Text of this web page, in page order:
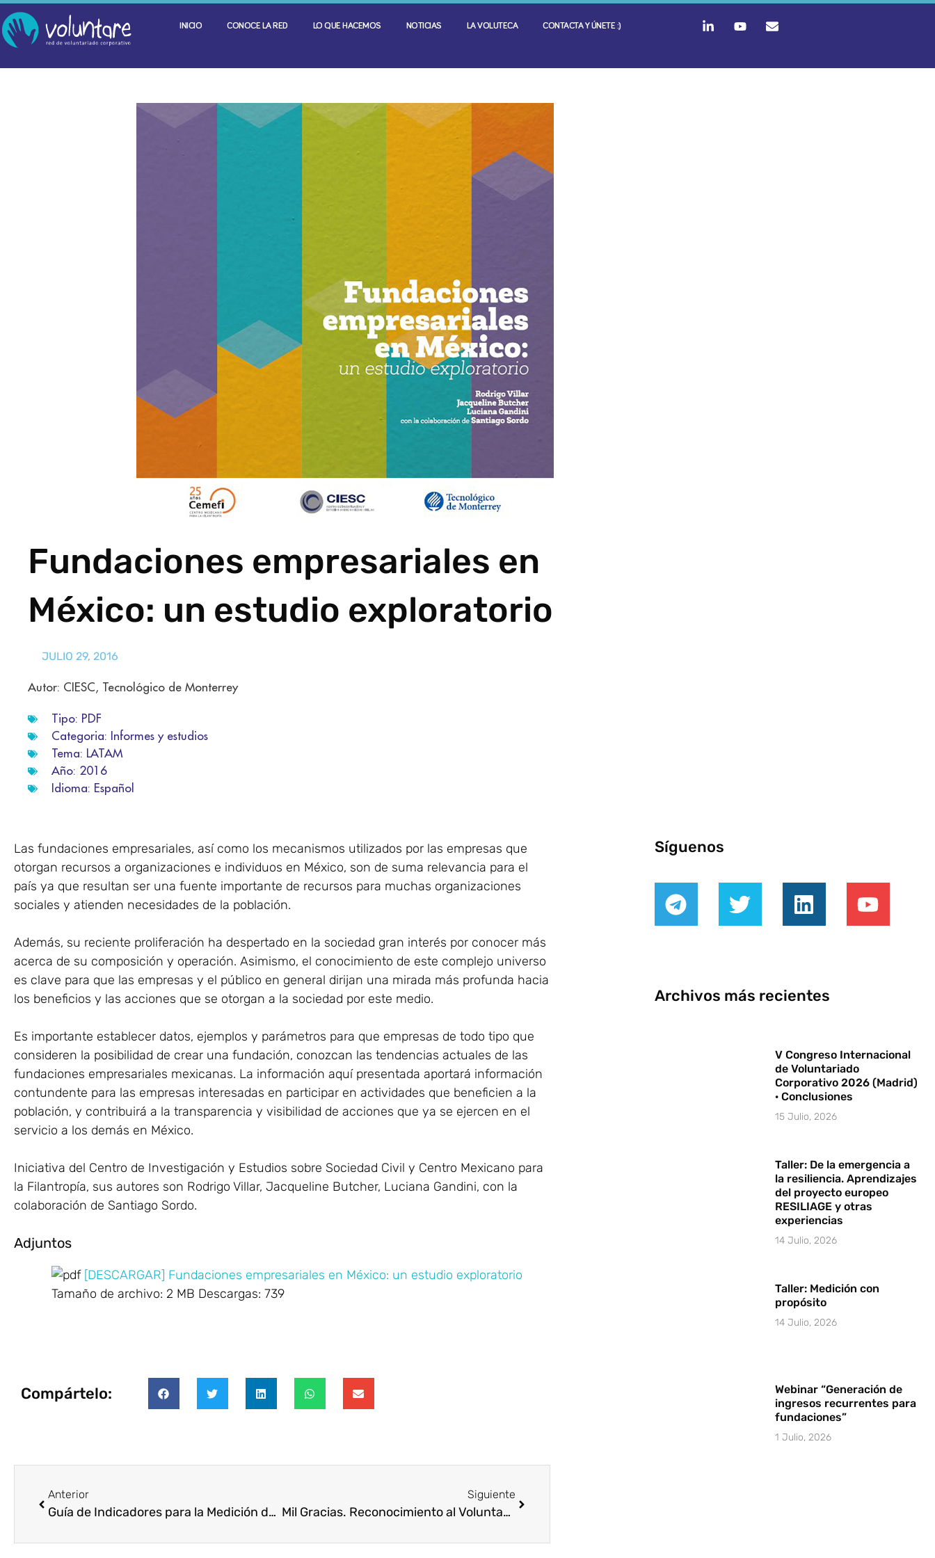
INICIO CONOCE LA RED LO QUE HACEMOS NOTICIAS LA VOLUTECA CONTACTA Y ÚNETE :)
Fundaciones empresariales en
México: un estudio exploratorio
JULIO 29, 2016
Autor: CIESC, Tecnológico de Monterrey
Tipo: PDF
Categoria: Informes y estudios
Tema: LATAM
Año: 2016
Idioma: Español
Las fundaciones empresariales, así como los mecanismos utilizados por las empresas que
otorgan recursos a organizaciones e individuos en México, son de suma relevancia para el
país ya que resultan ser una fuente importante de recursos para muchas organizaciones
sociales y atienden necesidades de la población.
Además, su reciente proliferación ha despertado en la sociedad gran interés por conocer más
acerca de su composición y operación. Asimismo, el conocimiento de este complejo universo
es clave para que las empresas y el público en general dirijan una mirada más profunda hacia
los beneficios y las acciones que se otorgan a la sociedad por este medio.
Es importante establecer datos, ejemplos y parámetros para que empresas de todo tipo que
consideren la posibilidad de crear una fundación, conozcan las tendencias actuales de las
fundaciones empresariales mexicanas. La información aquí presentada aportará información
contundente para las empresas interesadas en participar en actividades que beneficien a la
población, y contribuirá a la transparencia y visibilidad de acciones que ya se ejercen en el
servicio a los demás en México.
Iniciativa del Centro de Investigación y Estudios sobre Sociedad Civil y Centro Mexicano para
la Filantropía, sus autores son Rodrigo Villar, Jacqueline Butcher, Luciana Gandini, con la
colaboración de Santiago Sordo.
Adjuntos
[DESCARGAR] Fundaciones empresariales en México: un estudio exploratorio
Tamaño de archivo: 2 MB Descargas: 739
Compártelo:
Anterior
Guía de Indicadores para la Medición del Voluntariado Corporativo
Siguiente
Mil Gracias. Reconocimiento al Voluntariado Corporativo. Ecuador
Síguenos
Archivos más recientes
V Congreso Internacional
de Voluntariado
Corporativo 2026 (Madrid)
· Conclusiones
15 Julio, 2026
Taller: De la emergencia a
la resiliencia. Aprendizajes
del proyecto europeo
RESILIAGE y otras
experiencias
14 Julio, 2026
Taller: Medición con
propósito
14 Julio, 2026
Webinar “Generación de
ingresos recurrentes para
fundaciones”
1 Julio, 2026